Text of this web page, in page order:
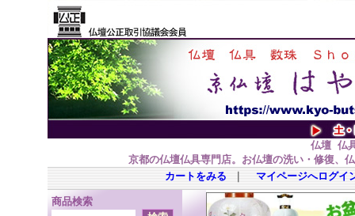
仏壇 仏
京都の仏壇仏具専門店。お仏壇の洗い・修復、
カートをみる｜ マイページへログイ
商品検索